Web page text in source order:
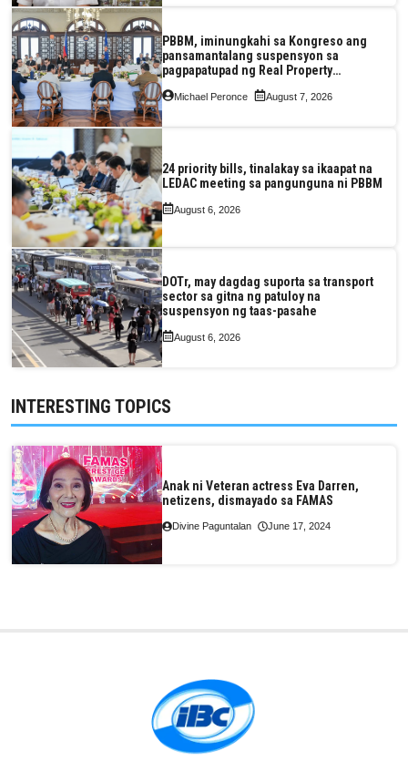
PBBM, iminungkahi sa Kongreso ang
pansamantalang suspensyon sa
pagpapatupad ng Real Property
Valuation and Assessment Reform Act
Michael Peronce August 7, 2026
24 priority bills, tinalakay sa ikaapat na
LEDAC meeting sa pangunguna ni PBBM
August 6, 2026
DOTr, may dagdag suporta sa transport
sector sa gitna ng patuloy na
suspensyon ng taas-pasahe
August 6, 2026
INTERESTING TOPICS
Anak ni Veteran actress Eva Darren,
netizens, dismayado sa FAMAS
Divine Paguntalan June 17, 2024